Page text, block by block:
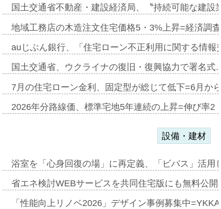
国土交通省不動産・建設経済局、〝持続可能な建
地域工務店の木造注文住宅価格5・3%上昇=経済調
auじぶん銀行、「住宅ローン不正利用に関する情
国土交通省、ウクライナの復旧・復興協力で署名
7月の住宅ローン金利、固定型が総じて低下=6月か
2026年分路線価、標準宅地5年連続の上昇=伸び率
設備・建材
浴室を「心身回復の場」に再定義、「ビバス」活
省エネ検討WEBサービスを共同住宅版にも無料公
「性能向上リノベ2026」デザイン事例募集中